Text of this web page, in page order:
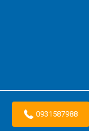
0931587988
Copyright © 2026